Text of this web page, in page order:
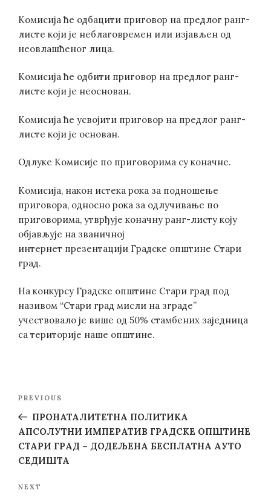
Комисија ће одбацити приговор на предлог ранг-
листе који је неблаговремен или изјављен од
неовлашћеног лица.
Комисија ће одбити приговор на предлог ранг-
листе који је неоснован.
Комисија ће усвојити приговор на предлог ранг-
листе који је основан.
Одлуке Комисије по приговорима су коначне.
Комисија, након истека рока за подношење
приговора, односно рока за одлучивање по
приговорима, утврђује коначну ранг-листу коју
објављује на званичној
интернет презентацији Градске општине Стари
град.
На конкурсу Градске општине Стари град под
називом “Стари град мисли на зграде”
учествовало је више од 50% стамбених заједница
са територије наше општине.
Previous
Post
PREVIOUS
ПРОНАТАЛИТЕТНА ПОЛИТИКА
АПСОЛУТНИ ИМПЕРАТИВ ГРАДСКЕ ОПШТИНЕ
СТАРИ ГРАД – ДОДЕЉЕНА БЕСПЛАТНА АУТО
СЕДИШТА
Next
NEXT